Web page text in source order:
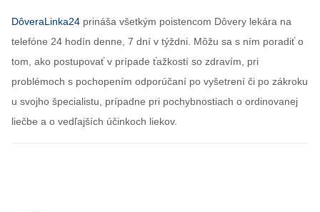
DôveraLinka24 prináša všetkým poistencom Dôvery lekára na
telefóne 24 hodín denne, 7 dní v týždni. Môžu sa s ním poradiť o
tom, ako postupovať v prípade ťažkostí so zdravím, pri
problémoch s pochopením odporúčaní po vyšetrení či po zákroku
u svojho špecialistu, prípadne pri pochybnostiach o ordinovanej
liečbe a o vedľajších účinkoch liekov.